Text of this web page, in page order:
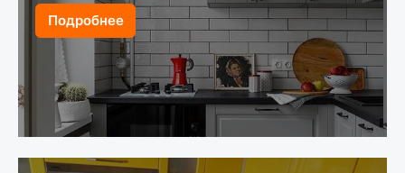
Подробнее